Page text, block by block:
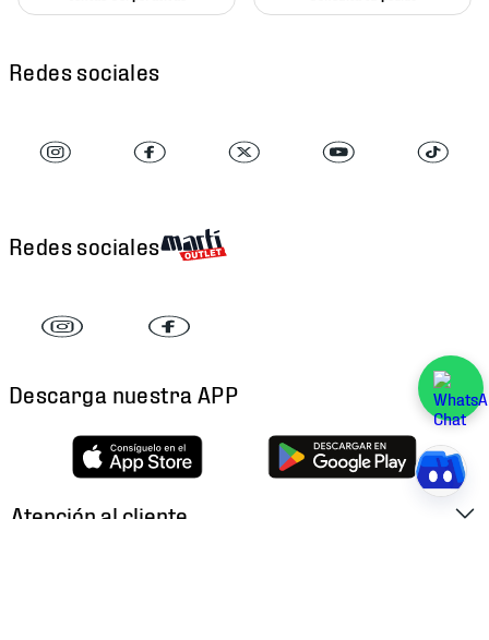
Redes sociales
Redes sociales
Descarga nuestra APP
Atención al cliente